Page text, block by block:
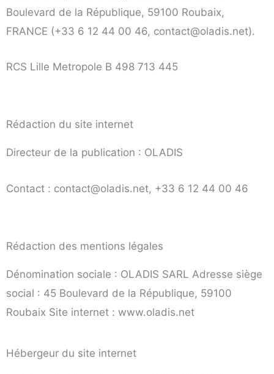
Boulevard de la République, 59100 Roubaix,
FRANCE (+33 6 12 44 00 46, contact@oladis.net).
RCS Lille Metropole B 498 713 445
Rédaction du site internet
Directeur de la publication : OLADIS
Contact : contact@oladis.net, +33 6 12 44 00 46
Rédaction des mentions légales
Dénomination sociale : OLADIS SARL Adresse siège
social : 45 Boulevard de la République, 59100
Roubaix Site internet : www.oladis.net
Hébergeur du site internet